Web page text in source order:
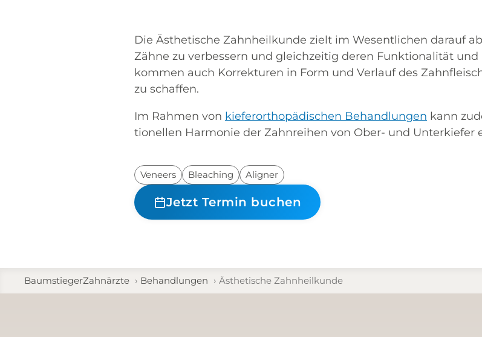
Die Ästhe­ti­sche Zahn­heil­kun­de zielt im Wesent­li­chen dar­auf
Zäh­ne zu ver­bes­sern und gleich­zei­tig deren Funk­tio­na­li­tät
kom­men auch Kor­rek­tu­ren in Form und Ver­lauf des
zu schaffen.
Im Rah­men von kie­fer­or­tho­pä­di­schen Behand­lun­gen kann
tio­nel­len Har­mo­nie der Zahn­rei­hen von Ober- und Unter­kie­fer
Veneers Bleaching Aligner
Jetzt Termin buchen
BaumstiegerZahnärzte Behandlungen Ästhetische Zahnheilkunde